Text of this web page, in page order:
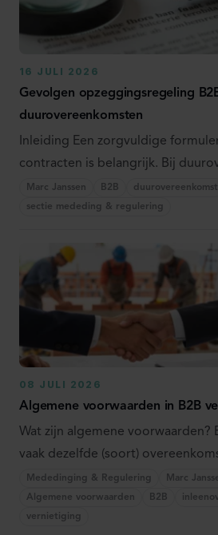
16 JULI 2026
Gevolgen opzeggingsregeling
duurovereenkomsten
Inleiding Een zorgvuldige
contracten is belangrijk. Bij
komt ...
Marc Janssen B2B
duurovereenkomst
sectie mededing & regulering
08 JULI 2026
Algemene voorwaarden in B2B
Wat zijn algemene voorwaarden?
vaak dezelfde (soort)
hanteert ...
Mededinging & Regulering
Marc
Algemene voorwaarden
B2B
vernietiging